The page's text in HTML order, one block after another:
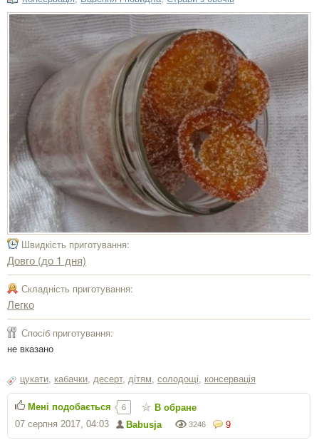
Швидкість приготування:
Довго (до 1 дня)
Складність приготування:
Легко
Спосіб приготування:
не вказано
цукати, кабачки, десерт, дітям, солодощі, консервація
9
3246
Babusja
07 серпня 2017, 04:03
Мені подобається 6 В обране